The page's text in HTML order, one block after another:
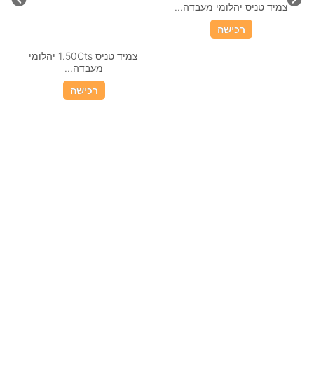
צמיד טניס 1.50Cts יהלומי
מעבדה...
רכישה
צמיד טניס יהלומי מעבדה...
רכישה